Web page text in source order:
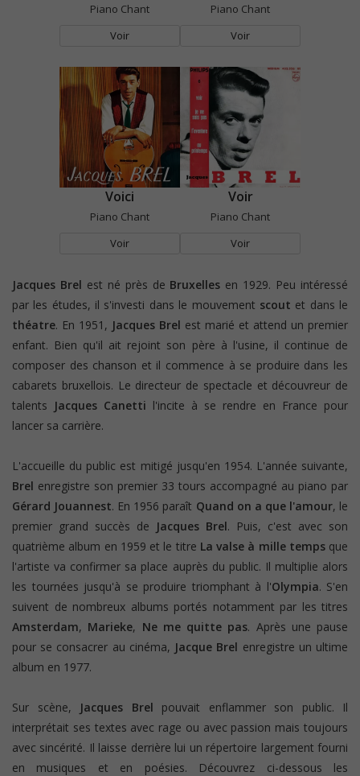
Jacques Brel est né près de Bruxelles en 1929. Peu intéressé
par les études, il s'investi dans le mouvement scout et dans le
théatre. En 1951, Jacques Brel est marié et attend un premier
enfant. Bien qu'il ait rejoint son père à l'usine, il continue de
composer des chanson et il commence à se produire dans les
cabarets bruxellois. Le directeur de spectacle et découvreur de
talents Jacques Canetti l'incite à se rendre en France pour
lancer sa carrière.
L'accueille du public est mitigé jusqu'en 1954. L'année suivante,
Brel enregistre son premier 33 tours accompagné au piano par
Gérard Jouannest. En 1956 paraît Quand on a que l'amour, le
premier grand succès de Jacques Brel. Puis, c'est avec son
quatrième album en 1959 et le titre La valse à mille tempsque
l'artiste va confirmer sa place auprès du public. Il multiplie alors
les tournées jusqu'à se produire triomphant à l'Olympia. S'en
suivent de nombreux albums portés notamment par les titres
Amsterdam, Marieke, Ne me quitte pas. Après une pause
pour se consacrer au cinéma, Jacque Brel enregistre un ultime
album en 1977.
Sur scène, Jacques Brel pouvait enflammer son public. Il
interprétait ses textes avec rage ou avec passion mais toujours
avec sincérité. Il laisse derrière lui un répertoire largement fourni
en musiques et en poésies. Découvrez ci-dessous les
Piano Chant
Voir
Piano Chant
Voir
Voici
Piano Chant
Voir
Voir
Piano Chant
Voir